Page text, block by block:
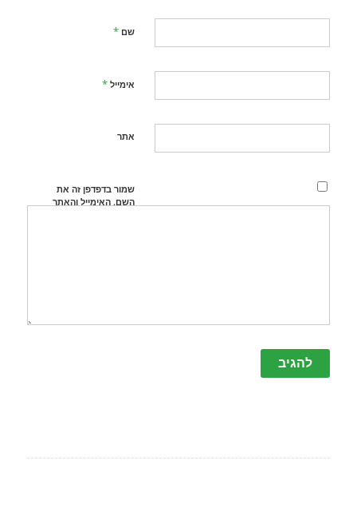
שם *
אימייל *
אתר
שמור בדפדפן זה את
השם, האימייל והאתר